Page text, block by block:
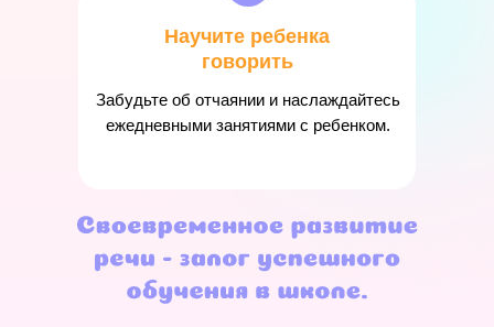
Научите ребенка
говорить
Забудьте об отчаянии и наслаждайтесь
ежедневными занятиями с ребенком.